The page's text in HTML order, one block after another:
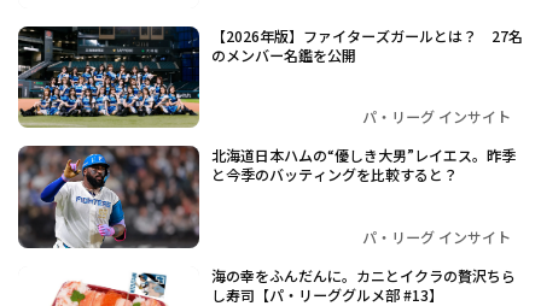
【2026年版】ファイターズガールとは？ 27名
のメンバー名鑑を公開
パ・リーグ インサイト
北海道日本ハムの“優しき大男”レイエス。昨季
と今季のバッティングを比較すると？
パ・リーグ インサイト
海の幸をふんだんに。カニとイクラの贅沢ちら
し寿司【パ・リーググルメ部 #13】